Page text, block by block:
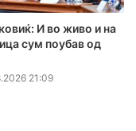
И во живо и на
сум поубав од
21:09